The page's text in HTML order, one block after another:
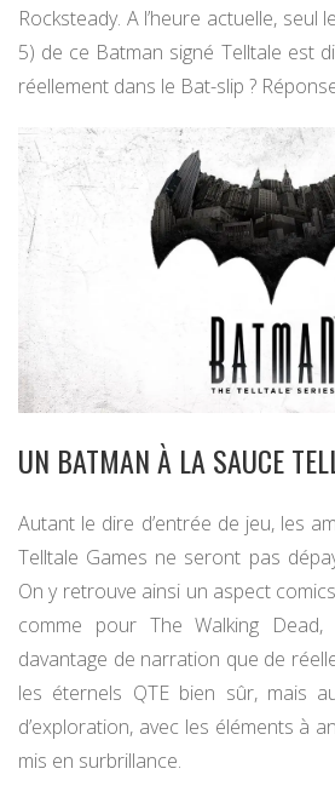
Rocksteady. A l’heure actuelle, seul
5) de ce Batman signé Telltale est
réellement dans le Bat-slip ?
UN BATMAN À LA SAUCE
Autant le dire d’entrée de jeu, les
Telltale Games ne seront pas
On y retrouve ainsi un aspect
comme pour The Walking
davantage de narration que de
les éternels QTE bien sûr, mais
d’exploration, avec les éléments à
mis en surbrillance.